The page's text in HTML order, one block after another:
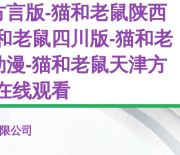
版-猫和老鼠陕西
老鼠四川版-猫和老
漫-猫和老鼠天津方
线观看
公司